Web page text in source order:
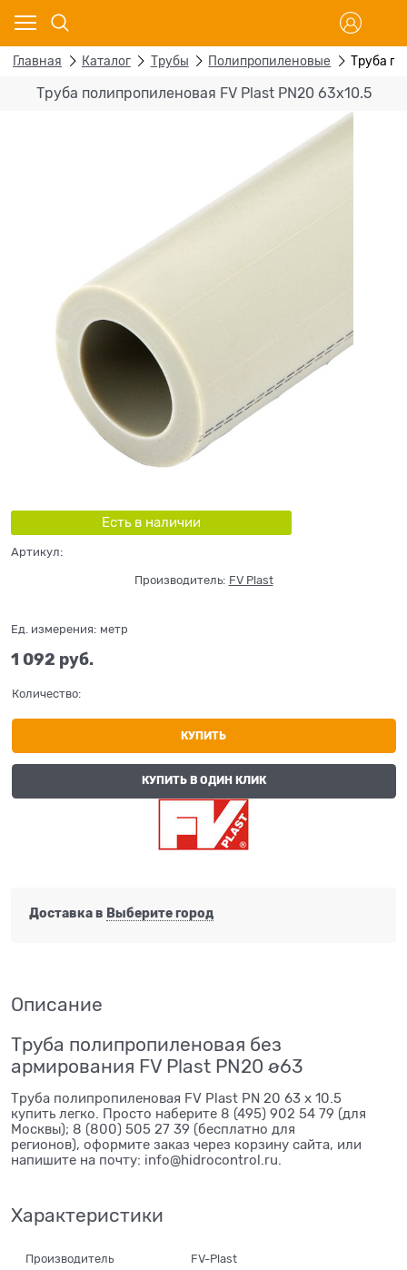
Главная Каталог Трубы Полипропиленовые Труба
Труба полипропиленовая FV Plast PN20 63x10.5
Есть в наличии
Артикул:
Производитель: FV Plast
Ед. измерения: метр
1 092 руб.
Количество:
КУПИТЬ
КУПИТЬ В ОДИН КЛИК
Доставка в Выберите город
Описание
Труба полипропиленовая без
армирования FV Plast PN20 ø63
Труба полипропиленовая FV Plast PN 20 63 x 10.5
купить легко. Просто наберите 8 (495) 902 54 79 (для
Москвы); 8 (800) 505 27 39 (бесплатно для
регионов), оформите заказ через корзину сайта, или
напишите на почту: info@hidrocontrol.ru.
Характеристики
Производитель FV-Plast